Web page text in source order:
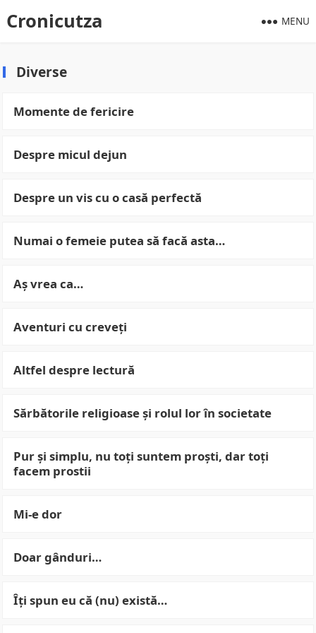
Cronicutza MENU
Diverse
Momente de fericire
Despre micul dejun
Despre un vis cu o casă perfectă
Numai o femeie putea să facă asta…
Aș vrea ca…
Aventuri cu creveți
Altfel despre lectură
Sărbătorile religioase și rolul lor în societate
Pur și simplu, nu toți suntem proști, dar toți
facem prostii
Mi-e dor
Doar gânduri…
Îți spun eu că (nu) există…